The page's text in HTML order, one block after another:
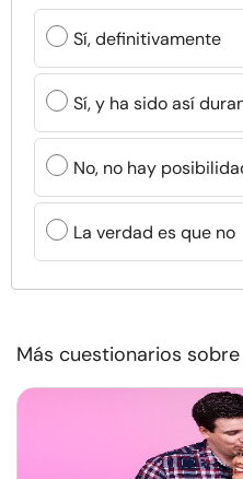
Sí, definitivamente
Sí, y ha sido así
No, no hay
La verdad es que no
Más cuestionarios